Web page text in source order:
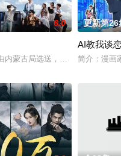
兄弟张小峰奉皇命携天子剑赴
6.0
内蒙古局选送，内蒙古数字文
更新第26
AI教我谈
简介：漫画